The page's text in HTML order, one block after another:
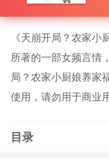
《天崩开局？农家
所著的一部女频言情
局？农家小厨娘养家
使用，请勿用于商业
正版！
目录